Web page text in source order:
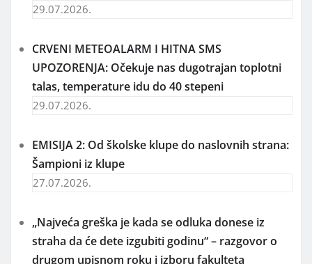
29.07.2026.
CRVENI METEOALARM I HITNA SMS
UPOZORENJA: Očekuje nas dugotrajan toplotni
talas, temperature idu do 40 stepeni
29.07.2026.
EMISIJA 2: Od školske klupe do naslovnih strana:
Šampioni iz klupe
27.07.2026.
„Najveća greška je kada se odluka donese iz
straha da će dete izgubiti godinu“ – razgovor o
drugom upisnom roku i izboru fakulteta